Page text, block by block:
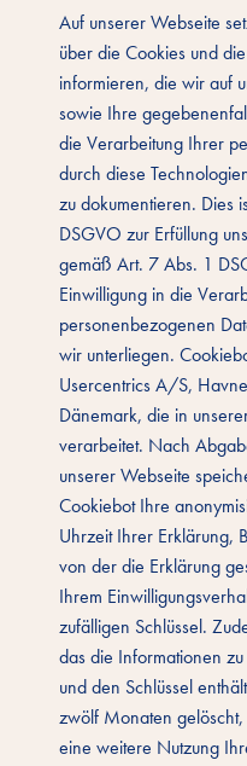
Auf unserer Webseite
über die Cookies und
informieren, die wir auf
sowie Ihre
die Verarbeitung Ihrer
durch diese
zu dokumentieren. Dies
DSGVO zur Erfüllung
gemäß Art. 7 Abs. 1
Einwilligung in die
personenbezogenen
wir unterliegen.
Usercentrics A/S,
Dänemark, die in
verarbeitet. Nach
unserer Webseite
Cookiebot Ihre
Uhrzeit Ihrer Erklärung,
von der die Erklärung
Ihrem
zufälligen Schlüssel.
das die Informationen
und den Schlüssel
zwölf Monaten
eine weitere Nutzung